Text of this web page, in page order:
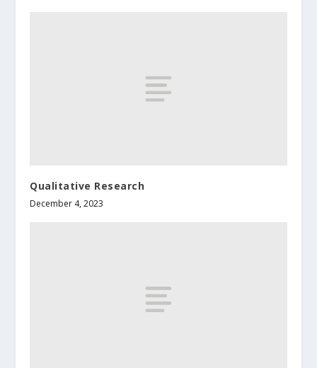
Qualitative Research
December 4, 2023